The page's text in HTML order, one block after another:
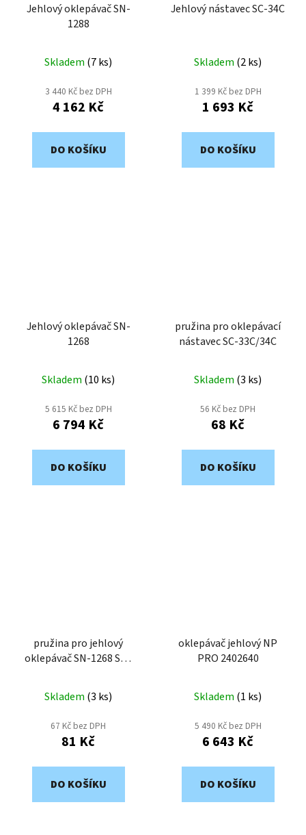
Jehlový oklepávač SN-
1288
Skladem (7 ks)
3 440 Kč bez DPH
4 162 Kč
DO KOŠÍKU
Jehlový nástavec SC-34C
Skladem (2 ks)
1 399 Kč bez DPH
1 693 Kč
DO KOŠÍKU
Jehlový oklepávač SN-
1268
Skladem (10 ks)
5 615 Kč bez DPH
6 794 Kč
DO KOŠÍKU
pružina pro oklepávací
nástavec SC-33C/34C
Skladem (3 ks)
56 Kč bez DPH
68 Kč
DO KOŠÍKU
pružina pro jehlový
oklepávač SN-1268 SN-
Skladem (3 ks)
67 Kč bez DPH
81 Kč
DO KOŠÍKU
oklepávač jehlový NP
PRO 2402640
Skladem (1 ks)
5 490 Kč bez DPH
6 643 Kč
DO KOŠÍKU